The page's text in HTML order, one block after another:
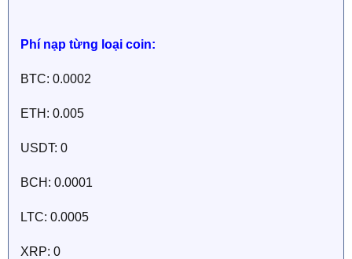
Phí nạp từng loại coin:
BTC: 0.0002
ETH: 0.005
USDT: 0
BCH: 0.0001
LTC: 0.0005
XRP: 0